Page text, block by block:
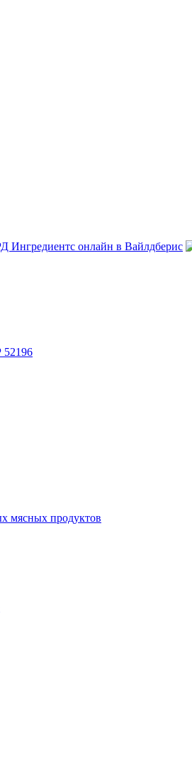
52196
мясных продуктов